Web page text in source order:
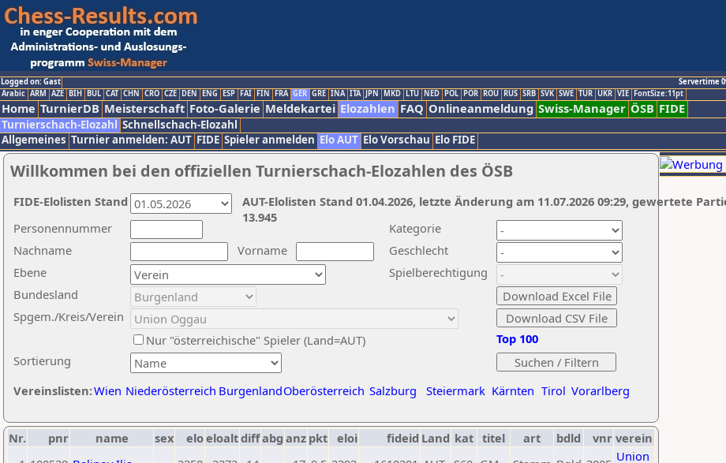
Logged on: Gast
Servertime
Arabic ARM AZE BIH BUL CAT CHN CRO CZE DEN ENG ESP FAI FIN FRA GER GRE INA ITA JPN MKD LTU NED POL POR ROU RUS SRB SVK SWE TUR UKR VIE FontSize:11pt
Home TurnierDB Meisterschaft Foto-Galerie Meldekartei Elozahlen FAQ Onlineanmeldung Swiss-Manager ÖSB FIDE
Turnierschach-Elozahl Schnellschach-Elozahl
Allgemeines Turnier anmelden: AUT FIDE Spieler anmelden Elo AUT Elo Vorschau Elo FIDE
Willkommen bei den offiziellen Turnierschach-Elozahlen des ÖSB
Nachname
Vorname
Ebene
Kategorie
Sortierung
Personennummer
Bundesland
Spgem./Kreis/Verein
Geschlecht
Nur "österreichische" Spieler (Land=AUT)
Spielberechtigung
Vereinslisten:Wien Niederösterreich BurgenlandOberösterreich Salzburg Steiermark Kärnten Tirol Vorarlberg
Top 100
AUT-Elolisten Stand 01.04.2026, letzte Änderung am 11.07.2026 09:29, gewertete
13.945
FIDE-Elolisten Stand
Nr. pnr name sex eloeloaltdiffabg anz pkt eloi fideid Land kat titel art bdld vnr verein
Union